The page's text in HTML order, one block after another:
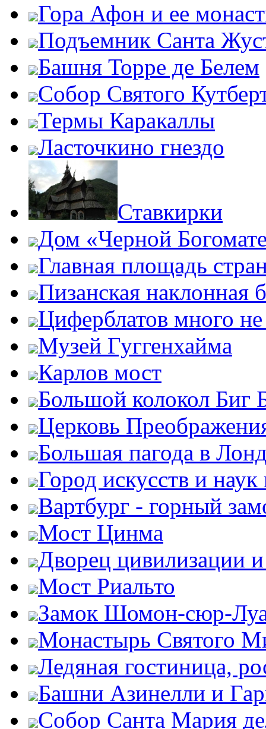
Гора Афон и ее
Подъемник Санта
Башня Торре де Белем
Собор Святого
Термы Каракаллы
Ласточкино гнездо
Ставкирки
Дом «Черной
Главная площадь
Пизанская наклонная
Циферблатов много
Музей Гуггенхайма
Карлов мост
Большой колокол Биг
Церковь
Большая пагода в
Город искусств и
Вартбург - горный
Мост Цинма
Дворец цивилизации и
Мост Риальто
Замок Шомон-сюр-
Монастырь Святого
Ледяная гостиница,
Башни Азинелли и
Собор Санта Мария